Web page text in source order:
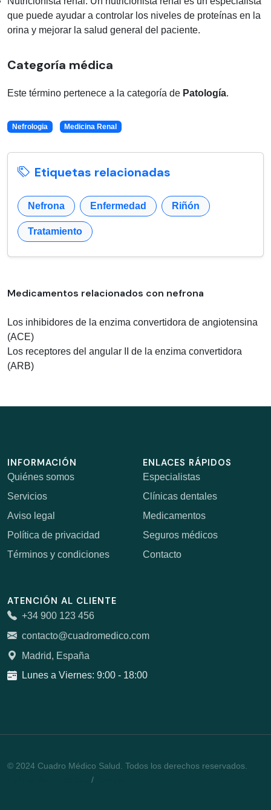
que puede ayudar a controlar los niveles de proteínas en la
orina y mejorar la salud general del paciente.
Categoría médica
Este término pertenece a la categoría de Patología.
Nefrologia Medicina Renal
Etiquetas relacionadas
Nefrona Enfermedad Riñón
Tratamiento
Medicamentos relacionados con nefrona
Los inhibidores de la enzima convertidora de angiotensina
(ACE)
Los receptores del angular II de la enzima convertidora
(ARB)
INFORMACIÓN
Quiénes somos
Servicios
Aviso legal
Política de privacidad
Términos y condiciones
ENLACES RÁPIDOS
Especialistas
Clínicas dentales
Medicamentos
Seguros médicos
Contacto
ATENCIÓN AL CLIENTE
+34 900 123 456
contacto@cuadromedico.com
Madrid, España
Lunes a Viernes: 9:00 - 18:00
© 2024 Cuadro Médico Salud. Todos los derechos reservados.
/